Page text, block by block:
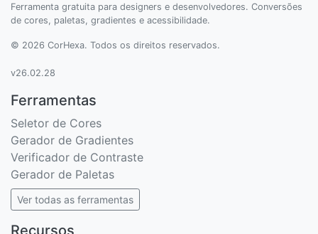
Ferramenta gratuita para designers e desenvolvedores. Conversões
de cores, paletas, gradientes e acessibilidade.
© 2026 CorHexa. Todos os direitos reservados.
v26.02.28
Ferramentas
Seletor de Cores
Gerador de Gradientes
Verificador de Contraste
Gerador de Paletas
Ver todas as ferramentas
Recursos